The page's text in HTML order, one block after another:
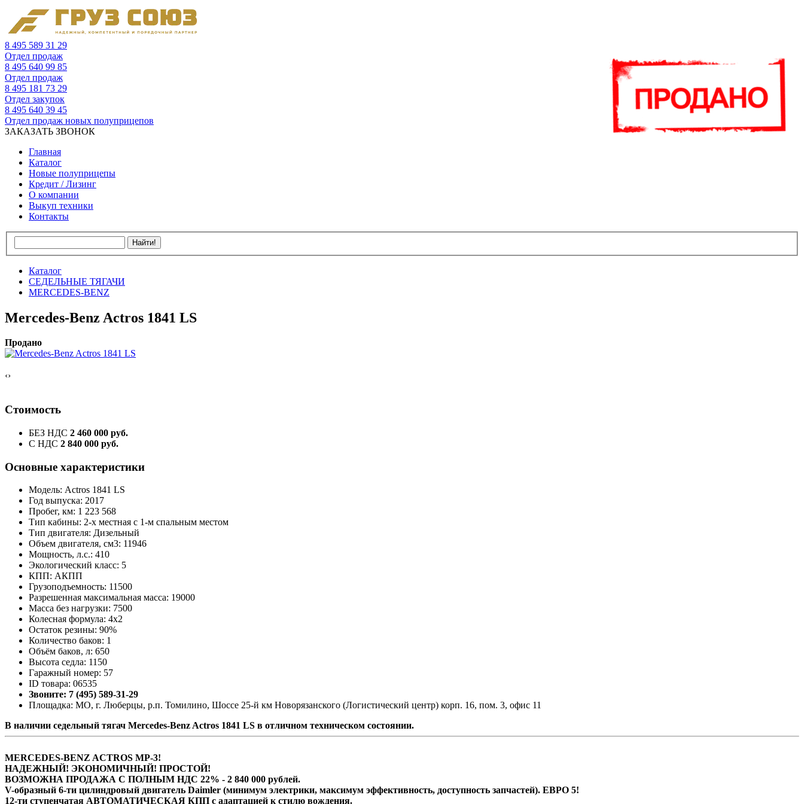
8 495 589 31 29
Отдел продаж
8 495 640 99 85
Отдел продаж
8 495 181 73 29
Отдел закупок
8 495 640 39 45
Отдел продаж новых полуприцепов
ЗАКАЗАТЬ ЗВОНОК
Главная
Каталог
Новые полуприцепы
Кредит / Лизинг
О компании
Выкуп техники
Контакты
Каталог
СЕДЕЛЬНЫЕ ТЯГАЧИ
MERCEDES-BENZ
Mercedes-Benz Actros 1841 LS
Продано
‹›
Стоимость
БЕЗ НДС 2 460 000 руб.
С НДС 2 840 000 руб.
Основные характеристики
Модель: Actros 1841 LS
Год выпуска: 2017
Пробег, км: 1 223 568
Тип кабины: 2-х местная с 1-м спальным местом
Тип двигателя: Дизельный
Объем двигателя, см3: 11946
Мощность, л.с.: 410
Экологический класс: 5
КПП: АКПП
Грузоподъемность: 11500
Разрешенная максимальная масса: 19000
Масса без нагрузки: 7500
Колесная формула: 4х2
Остаток резины: 90%
Количество баков: 1
Объём баков, л: 650
Высота седла: 1150
Гаражный номер: 57
ID товара: 06535
Звоните: 7 (495) 589-31-29
Площадка: МО, г. Люберцы, р.п. Томилино, Шоссе 25-й км Новорязанского (Логистический центр) корп. 16, пом. 3, офис 11
В наличии седельный тягач Mercedes-Benz Actros 1841 LS в отличном техническом состоянии.
MERCEDES-BENZ ACTROS MP-3!
НАДЕЖНЫЙ! ЭКОНОМИЧНЫЙ! ПРОСТОЙ!
ВОЗМОЖНА ПРОДАЖА С ПОЛНЫМ НДС 22% - 2 840 000 рублей.
V-образный 6-ти цилиндровый двигатель Daimler (минимум электрики, максимум эффективность, доступность запчастей). ЕВРО 5!
12-ти ступенчатая АВТОМАТИЧЕСКАЯ КПП с адаптацией к стилю вождения.